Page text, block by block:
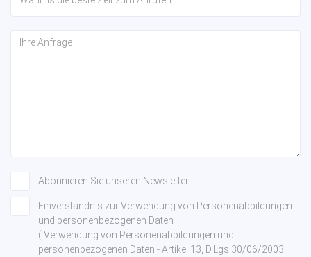
Abonnieren Sie unseren Newsletter
Einverständnis zur Verwendung von Personenabbildungen
und personenbezogenen Daten
( Verwendung von Personenabbildungen und
personenbezogenen Daten - Artikel 13, D.Lgs 30/06/2003